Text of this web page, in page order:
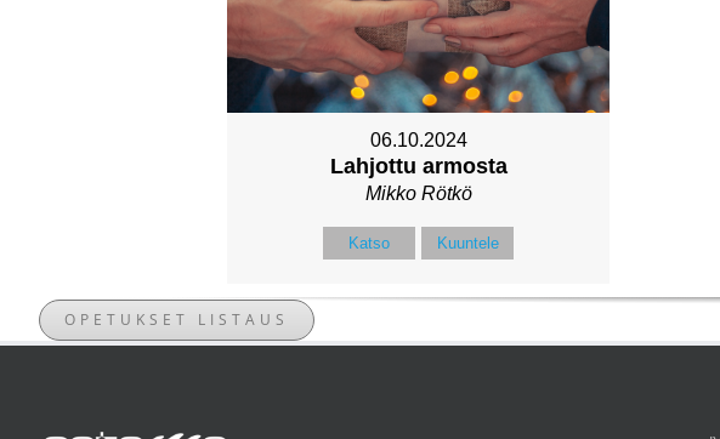
06.10.2024
Lahjottu armosta
Mikko Rötkö
Katso Kuuntele
OPETUKSET LISTAUS